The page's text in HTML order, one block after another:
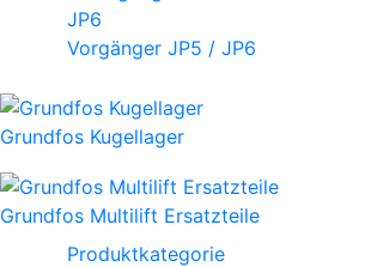
Vorgänger JP5 / JP6
Grundfos Kugellager
Grundfos Multilift Ersatzteile
Produktkategorie